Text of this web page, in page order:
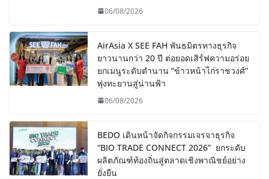
06/08/2026
AirAsia X SEE FAH พันธมิตรทางธุรกิจ
ยาวนานกว่า 20 ปี ต่อยอดเสิร์ฟความอร่อย
ยกเมนูระดับตำนาน “ข้าวหน้าไก่ราชวงศ์”
พุ่งทะยานสู่น่านฟ้า
06/08/2026
BEDO เดินหน้าจัดกิจกรรมเจรจาธุรกิจ
“BIO TRADE CONNECT 2026” ยกระดับ
ผลิตภัณฑ์ท้องถิ่นสู่ตลาดเชิงพาณิชย์อย่าง
ยั่งยืน